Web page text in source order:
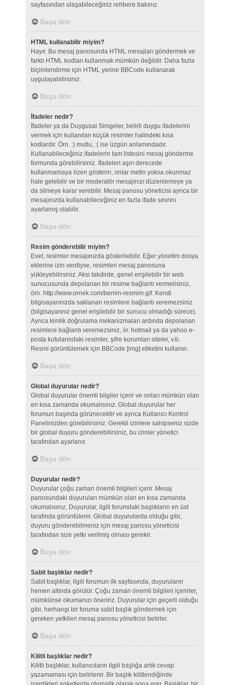
sayfasından ulaşabileceğiniz rehbere bakınız.
Başa dön
HTML kullanabilir miyim?
Hayır. Bu mesaj panosunda HTML mesajları göndermek ve
farklı HTML kodları kullanmak mümkün değildir. Daha fazla
biçimlendirme için HTML yerine BBCode kullanarak
uygulayabilirsiniz.
Başa dön
İfadeler nedir?
İfadeler ya da Duygusal Simgeler, belirli duygu ifadelerini
vermek için kullanılan küçük resimler halindeki kısa
kodlardır. Örn. :) mutlu, :( ise üzgün anlamındadır.
Kullanabileceğiniz ifadelerin tam listesini mesaj gönderme
formunda görebilirsiniz. İfadeleri aşırı derecede
kullanmamaya özen gösterin, onlar metin yoksa okunmaz
hale gelebilir ve bir moderatör mesajınızı düzenlemeye ya
da silmeye karar verebilir. Mesaj panosu yöneticisi ayrıca bir
mesajınızda kullanabileceğiniz en fazla ifade sınırını
ayarlamış olabilir.
Başa dön
Resim gönderebilir miyim?
Evet, resimler mesajınızda gösterilebilir. Eğer yönetim dosya
eklerine izin verdiyse, resimleri mesaj panosuna
yükleyebilirsiniz. Aksi takdirde, genel erişilebilir bir web
sunucusunda depolanan bir resime bağlantı vermelisiniz,
örn. http://www.ornek.com/benim-resmim.gif. Kendi
bilgisayarınızda saklanan resimlere bağlantı veremezsiniz
(bilgisayarınız genel erişilebilir bir sunucu olmadığı sürece).
Ayrıca kimlik doğrulama mekanizmaları ardında depolanan
resimlere bağlantı veremezsiniz, ör. hotmail ya da yahoo e-
posta kutularındaki resimler, şifre korumları siteler, v.b.
Resmi görüntülemek için BBCode [img] etiketini kullanın.
Başa dön
Global duyurular nedir?
Global duyurular önemli bilgiler içerir ve onları mümkün olan
en kısa zamanda okumalısınız. Global duyurular her
forumun başında görünecektir ve ayrıca Kullanıcı Kontrol
Panelinizden görebilirsiniz. Gerekli izinlere sahipseniz sizde
bir global duyuru gönderebilirsiniz, bu izinler yönetici
tarafından ayarlanır.
Başa dön
Duyurular nedir?
Duyurular çoğu zaman önemli bilgileri içerir. Mesaj
panosundaki duyuruları mümkün olan en kısa zamanda
okumalısınız. Duyurular, ilgili forumdaki başlıkların en üst
tarafında görüntülenir. Global duyurularda olduğu gibi,
duyuru gönderebilmeniz için mesaj panosu yöneticisi
tarafından size yetki verilmiş olması gerekir.
Başa dön
Sabit başlıklar nedir?
Sabit başlıklar, ilgili forumun ilk sayfasında, duyuruların
hemen altında görülür. Çoğu zaman önemli bilgileri içerirler,
mümkünse okumanızı öneririz. Duyurular için geçerli olduğu
gibi, herhangi bir foruma sabit başlık göndermek için
gereken yetkileri mesaj panosu yöneticisi belirler.
Başa dön
Kilitli başlıklar nedir?
Kilitli başlıklar, kullanıcıların ilgili başlığa artık cevap
yazamaması için belirlenir. Bir başlık kilitlendiğinde